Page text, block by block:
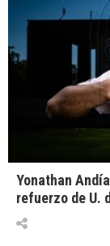
Yonathan
refuerzo de U.